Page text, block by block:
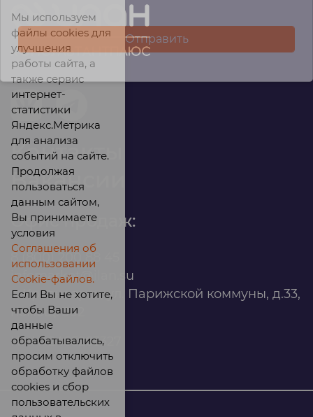
Контакты
Вакансии
Офис продаж:
infomarket@ilan.su
г. Красноярск, ул. Парижской коммуны, д.33,
помещ. 302
ИНН: 2465263327
Мы используем
файлы cookies для
улучшения
работы сайта, а
также сервис
интернет-
статистики
Яндекс.Метрика
для анализа
событий на сайте.
Продолжая
пользоваться
данным сайтом,
Вы принимаете
условия
Соглашения об
использовании
Cookie-файлов.
Если Вы не хотите,
чтобы Ваши
данные
обрабатывались,
просим отключить
обработку файлов
cookies и сбор
пользовательских